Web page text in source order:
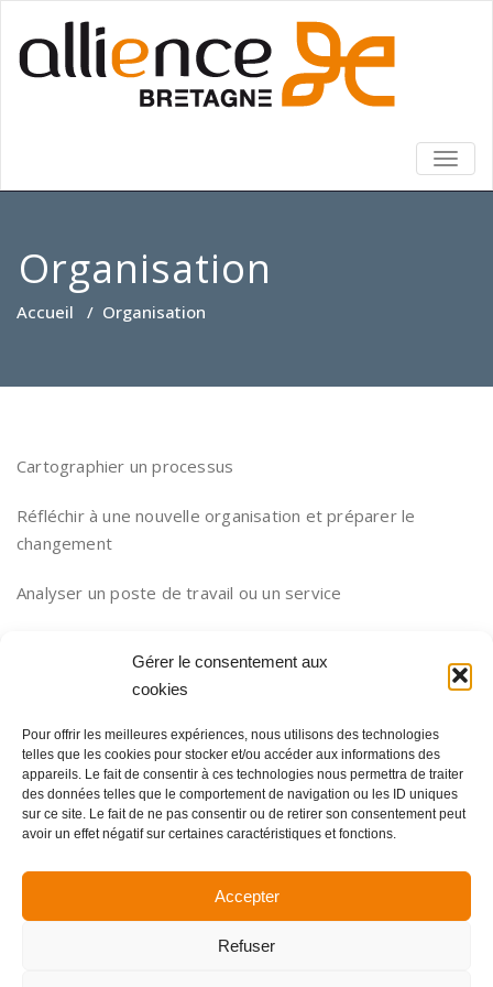
Gérer le consentement aux
cookies
Pour offrir les meilleures expériences, nous utilisons des technologies
telles que les cookies pour stocker et/ou accéder aux informations des
appareils. Le fait de consentir à ces technologies nous permettra de traiter
des données telles que le comportement de navigation ou les ID uniques
sur ce site. Le fait de ne pas consentir ou de retirer son consentement peut
avoir un effet négatif sur certaines caractéristiques et fonctions.
Accepter
Refuser
Organisation
Accueil / Organisation
Cartographier un processus
Réfléchir à une nouvelle organisation et préparer le
changement
Analyser un poste de travail ou un service
Préparer une communication ou un évènement
Faire une analyse systémique de l’organisation
Réaliser un diagnostic organisationnel
Etc…
Nous pouvons intervenir en langue anglaise